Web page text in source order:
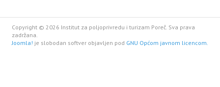
Copyright © 2026 Institut za poljoprivredu i turizam Poreč. Sva prava
zadržana.
Joomla! je slobodan softver objavljen pod GNU Općom javnom licencom.